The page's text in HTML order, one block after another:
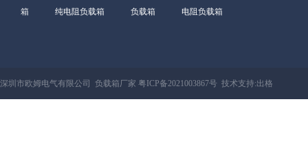
箱
纯电阻负载箱 负载箱 电阻负载箱
深圳市欧姆电气有限公司 负载箱厂家 粤ICP备2021003867号 技术支持:出格